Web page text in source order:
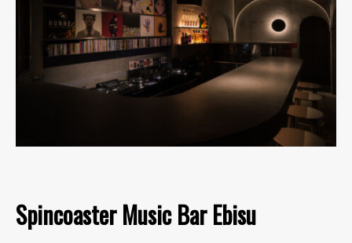
Spincoaster Music Bar Ebisu